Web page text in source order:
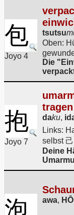
包
Joyo 4
tsutsu
Oben:
Die
抱
Joyo 7
tragen
daku,
Links:
selbst
Deine
awa, HŌ